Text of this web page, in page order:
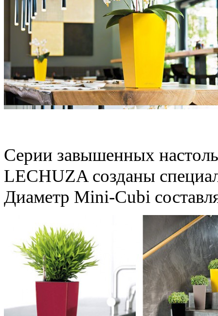
Серии завышенных
LECHUZA созданы
Диаметр Mini-Cubi